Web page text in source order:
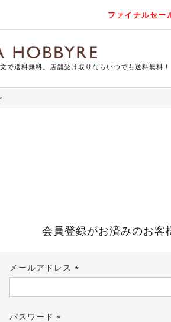
ファイナルセー
で送料無料。店舗受け取りならいつでも送料無料！
会員登録がお済みのお客
メールアドレス
須)
パスワード